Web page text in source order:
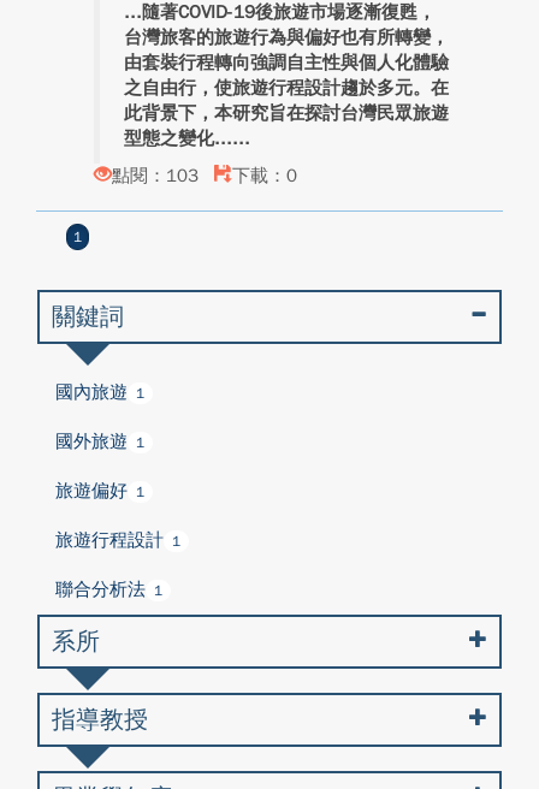
隨著COVID-19後旅遊市場逐漸復甦，
台灣旅客的旅遊行為與偏好也有所轉變，
由套裝行程轉向強調自主性與個人化體驗
之自由行，使旅遊行程設計趨於多元。在
此背景下，本研究旨在探討台灣民眾旅遊
型態之變化...
點閱：103
下載：0
1
關鍵詞
國內旅遊 1
國外旅遊 1
旅遊偏好 1
旅遊行程設計 1
聯合分析法 1
系所
指導教授